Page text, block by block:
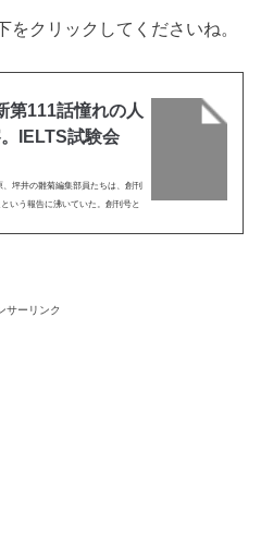
クリックしてくださいね。
第111話憧れの人
IELTS試験会
坪井の雛菊編集部員たちは、創刊
いう報告に沸いていた。創刊号と
サーリンク